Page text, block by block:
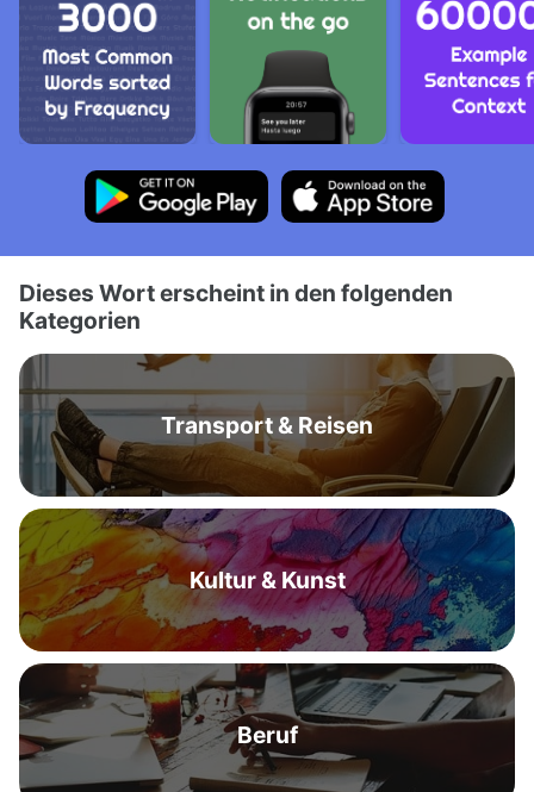
Dieses Wort erscheint in den folgenden
Kategorien
Transport & Reisen
Kultur & Kunst
Beruf